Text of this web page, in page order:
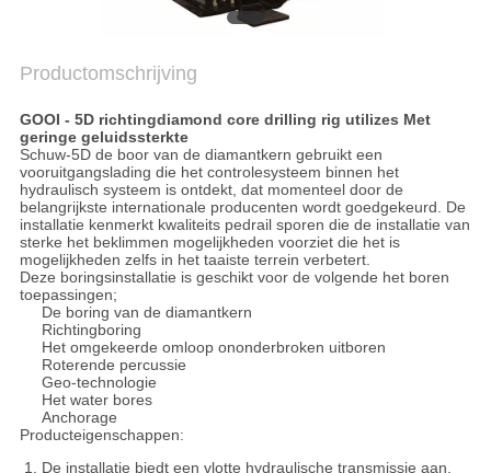
Productomschrijving
GOOI - 5D richtingdiamond core drilling rig utilizes Met
geringe geluidssterkte
Schuw-5D de boor van de diamantkern gebruikt een
vooruitgangslading die het controlesysteem binnen het
hydraulisch systeem is ontdekt, dat momenteel door de
belangrijkste internationale producenten wordt goedgekeurd. De
installatie kenmerkt kwaliteits pedrail sporen die de installatie van
sterke het beklimmen mogelijkheden voorziet die het is
mogelijkheden zelfs in het taaiste terrein verbetert.
Deze boringsinstallatie is geschikt voor de volgende het boren
toepassingen;
De boring van de diamantkern
Richtingboring
Het omgekeerde omloop ononderbroken uitboren
Roterende percussie
Geo-technologie
Het water bores
Anchorage
Producteigenschappen:
De installatie biedt een vlotte hydraulische transmissie aan,